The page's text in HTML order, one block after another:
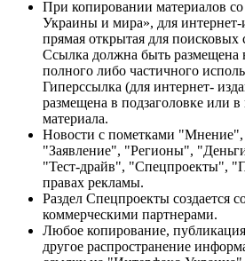
При копировании материалов
Украины и мира», для интернет-
прямая открытая для поисковых
Ссылка должна быть размещена
полного либо частичного
Гиперссылка (для интернет-
размещена в подзаголовке или в
материала.
Новости с пометками "Мнение",
"Заявление", "Регионы",
"Тест-драйв", "Спецпроекты",
правах рекламы.
Раздел Спецпроекты создается
коммерческими партнерами.
Любое копирование,
другое распространение